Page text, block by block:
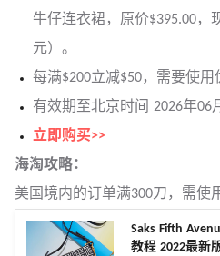
牛仔连衣裙，原价$395.00，
元）。
每满$200立减$50，需要使用
有效期至北京时间 2026年06
立即购买>>
海淘攻略：
美国境内的订单满300刀，需使
Saks Fifth
教程 2022最新